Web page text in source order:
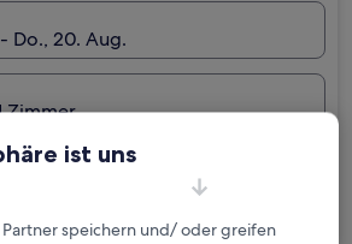
Do., 20. Aug.
Zimmer
ist uns
Partner speichern und/ oder greifen